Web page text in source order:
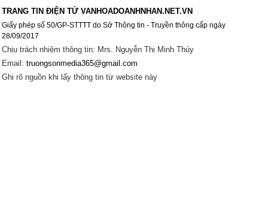
TRANG TIN ĐIỆN TỬ VANHOADOANHNHAN.NET.VN
Giấy phép số 50/GP-STTTT do Sở Thông tin - Truyền thông cấp ngày
28/09/2017
Chịu trách nhiệm thông tin: Mrs. Nguyễn Thị Minh Thúy
Email: truongsonmedia365@gmail.com
Ghi rõ nguồn khi lấy thông tin từ website này